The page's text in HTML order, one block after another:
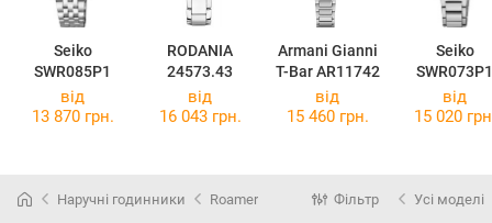
Seiko
SWR085P1
RODANIA
24573.43
Armani Gianni
T-Bar AR11742
Seiko
SWR073P1
від
13 870 грн.
від
16 043 грн.
від
15 460 грн.
від
15 020
Наручні годинники Roamer Фільтр Усі моделі